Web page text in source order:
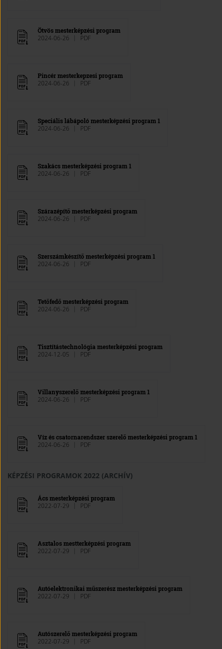
Ötvös mesterképzési program
2024-06-26 PDF
Pincér mesterkepzesi program
2024-06-26 PDF
Speciális lábápoló mesterképzési program 1
2024-06-26 PDF
Szakács mesterképzési program 1
2024-06-26 PDF
Szárazépítő mesterképzési program
2024-06-26 PDF
Szerszámkészítő mesterképzési program 1
2024-06-26 PDF
Tetőfedő mesterképzési program
2024-06-26 PDF
Tisztítástechnológia mesterképzési program
2024-12-05 PDF
Villanyszerelő mesterképzési program 1
2024-06-26 PDF
Víz és csatornarendszer szerelő mesterképzési program 1
2024-06-26 PDF
KÉPZÉSI PROGRAMOK 2022 (ARCHÍV)
Ács mesterképzési program
2022-07-29 PDF
Asztalos mestterképzési program
2022-07-29 PDF
Autóelektronikai műszerész mesterképzési program
2022-07-29 PDF
Autószerelő mesterképzési program
2022-07-29 PDF